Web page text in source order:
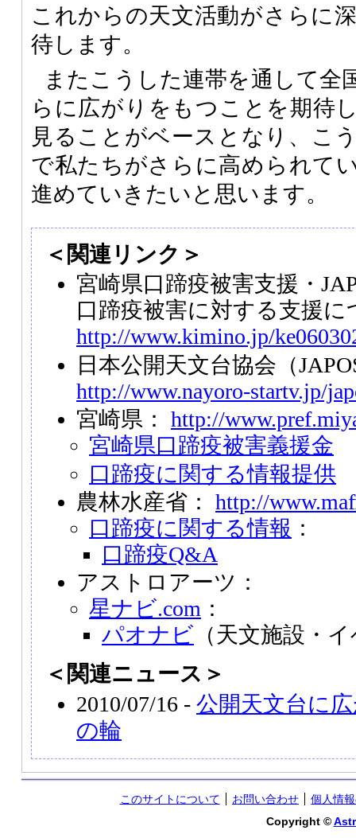
これからの天文活動がさらに
待します。
またこうした連帯を通して全
らに広がりをもつことを期待
見ることがベースとなり、こ
で私たちがさらに高められて
進めていきたいと思います。
＜関連リンク＞
宮崎県口蹄疫被害支援・
口蹄疫被害に対する支援
http://www.kimino.jp/
日本公開天文台協会（
http://www.nayoro-startv.jp/
宮崎県： http://
宮崎県口蹄疫被害義援金
口蹄疫に関する情報提供
農林水産省： http://
口蹄疫に関する情報 ：
口蹄疫Q&A
アストロアーツ：
星ナビ.com ：
パオナビ （天文施設・
＜関連ニュース＞
2010/07/16 - 公開天文台に
の輪
このサイトについて お問い合わせ
個人情
Copyright ©